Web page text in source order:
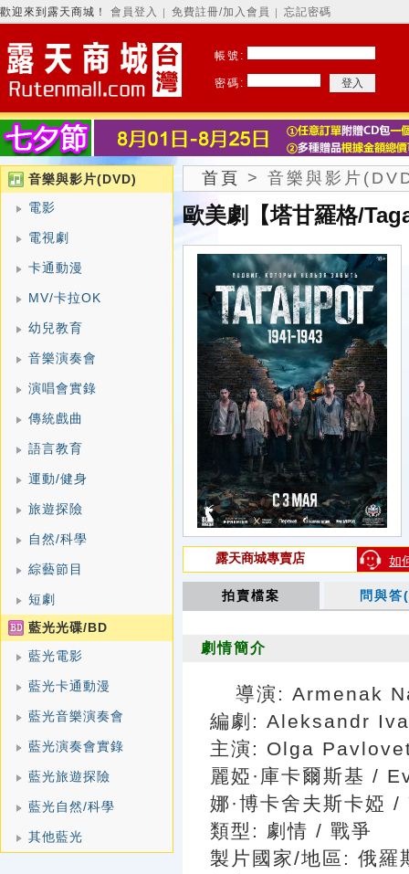
歡迎來到露天商城！ 會員登入 免費註冊/加入會員 忘記密碼
帳號:
密碼:
音樂與影片(DVD)
電影
電視劇
卡通動漫
MV/卡拉OK
幼兒教育
音樂演奏會
演唱會實錄
傳統戲曲
語言教育
運動/健身
旅遊探險
自然/科學
綜藝節目
短劇
藍光光碟/BD
藍光電影
藍光卡通動漫
藍光音樂演奏會
藍光演奏會實錄
藍光旅遊探險
藍光自然/科學
其他藍光
首頁 > 音樂與影片
歐美劇【塔甘羅格/
如
露天商城專賣店
拍賣檔案 問與
劇情簡介
導演: Armenak
編劇: Aleksandr
主演: Olga
麗婭·庫卡爾斯基 /
娜·博卡舍夫斯卡婭
類型: 劇情 / 戰爭
製片國家/地區: 俄羅